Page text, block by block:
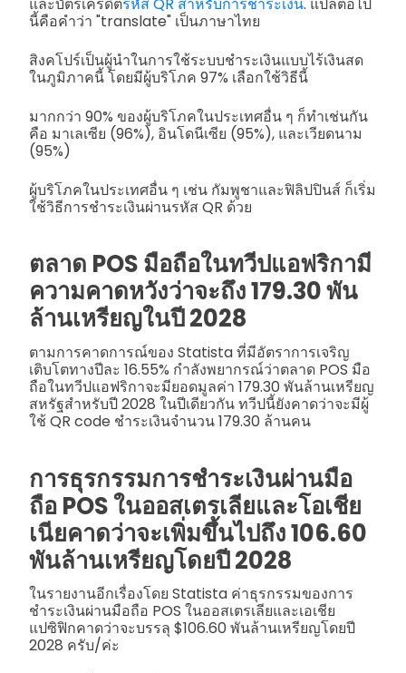
นี้คือคำว่า "translate" เป็นภาษาไทย
สิงคโปร์เป็นผู้นำในการใช้ระบบชำระเงินแบบไร้เงินสด
ในภูมิภาคนี้ โดยมีผู้บริโภค 97% เลือกใช้วิธีนี้
มากกว่า 90% ของผู้บริโภคในประเทศอื่น ๆ ก็ทำเช่นกัน
คือ มาเลเซีย (96%), อินโดนีเซีย (95%), และเวียดนาม
(95%)
ผู้บริโภคในประเทศอื่น ๆ เช่น กัมพูชาและฟิลิปปินส์ ก็เริ่ม
ใช้วิธีการชำระเงินผ่านรหัส QR ด้วย
ตลาด POS มือถือในทวีปแอฟริกามี
ความคาดหวังว่าจะถึง 179.30 พัน
ล้านเหรียญในปี 2028
ตามการคาดการณ์ของ Statista ที่มีอัตราการเจริญ
เติบโตทางปีละ 16.55% กำลังพยากรณ์ว่าตลาด POS มือ
ถือในทวีปแอฟริกาจะมียอดมูลค่า 179.30 พันล้านเหรียญ
สหรัฐสำหรับปี 2028 ในปีเดียวกัน ทวีปนี้ยังคาดว่าจะมีผู้
ใช้ QR code ชำระเงินจำนวน 179.30 ล้านคน
การธุรกรรมการชำระเงินผ่านมือ
ถือ POS ในออสเตรเลียและโอเชีย
เนียคาดว่าจะเพิ่มขึ้นไปถึง 106.60
พันล้านเหรียญโดยปี 2028
ในรายงานอีกเรื่องโดย Statista ค่าธุรกรรมของการ
ชำระเงินผ่านมือถือ POS ในออสเตรเลียและเอเชีย
แปซิฟิกคาดว่าจะบรรลุ $106.60 พันล้านเหรียญโดยปี
2028 ครับ/ค่ะ